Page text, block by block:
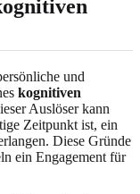
und
kognitiven
Auslöser kann
Zeitpunkt ist, ein
Diese Gründe
ein Engagement für